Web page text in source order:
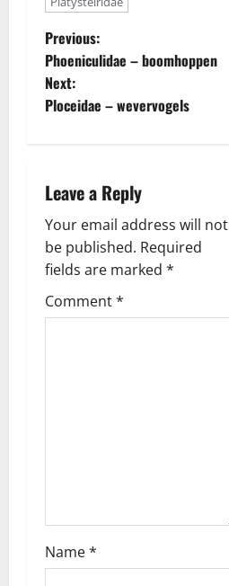
P
o
s
n
a
v
i
n
Previous:
Phoeniculidae – boomhoppen
Next:
Ploceidae – wevervogels
Leave a Reply
Your email address will not
be published. Required
fields are marked *
Comment*
Name*